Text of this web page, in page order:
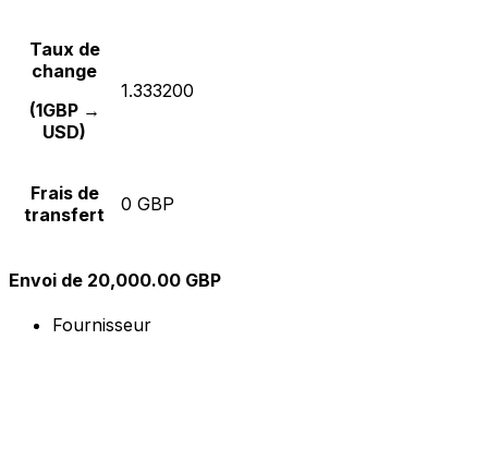
Taux de
change
(1GBP →
USD)
1.333200
Frais de
transfert
0 GBP
Envoi de 20,000.00 GBP
Fournisseur